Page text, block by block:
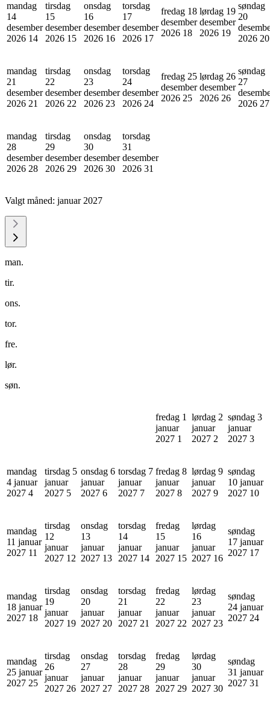
mandag
14
desember
2026 14
tirsdag
15
desember
2026 15
onsdag
16
desember
2026 16
torsdag
17
desember
2026 17
fredag 18
desember
2026 18
lørdag 19
desember
2026 19
søndag
20
2026 20
mandag
21
desember
2026 21
tirsdag
22
desember
2026 22
onsdag
23
desember
2026 23
torsdag
24
desember
2026 24
fredag 25
desember
2026 25
lørdag 26
desember
2026 26
søndag
27
2026 27
mandag
28
desember
2026 28
tirsdag
29
desember
2026 29
onsdag
30
desember
2026 30
torsdag
31
desember
2026 31
Valgt måned: januar 2027
man.
tir.
ons.
tor.
fre.
lør.
søn.
fredag 1
januar
2027 1
lørdag 2
januar
2027 2
søndag 3
januar
2027 3
mandag
4 januar
2027 4
tirsdag 5
januar
2027 5
onsdag 6
januar
2027 6
torsdag 7
januar
2027 7
fredag 8
januar
2027 8
lørdag 9
januar
2027 9
søndag
10 januar
2027 10
mandag
11 januar
2027 11
tirsdag
12
januar
2027 12
onsdag
13
januar
2027 13
torsdag
14
januar
2027 14
fredag
15
januar
2027 15
lørdag
16
januar
2027 16
søndag
17 januar
2027 17
mandag
18 januar
2027 18
tirsdag
19
januar
2027 19
onsdag
20
januar
2027 20
torsdag
21
januar
2027 21
fredag
22
januar
2027 22
lørdag
23
januar
2027 23
søndag
24 januar
2027 24
mandag
25 januar
2027 25
tirsdag
26
januar
2027 26
onsdag
27
januar
2027 27
torsdag
28
januar
2027 28
fredag
29
januar
2027 29
lørdag
30
januar
2027 30
søndag
31 januar
2027 31